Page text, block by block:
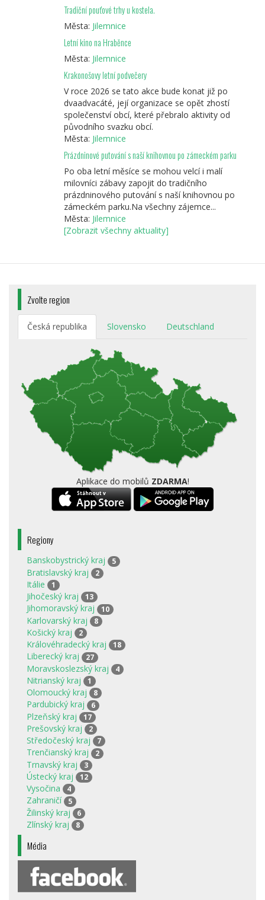
Tradiční pouťové trhy u kostela.
Města: Jilemnice
Letní kino na Hraběnce
Města: Jilemnice
Krakonošovy letní podvečery
V roce 2026 se tato akce bude konat již po
dvaadvacáté, její organizace se opět zhostí
společenství obcí, které přebralo aktivity od
původního svazku obcí.
Města: Jilemnice
Prázdninové putování s naší knihovnou po zámeckém parku
Po oba letní měsíce se mohou velcí i malí
milovníci zábavy zapojit do tradičního
prázdninového putování s naší knihovnou po
zámeckém parku.Na všechny zájemce...
Města: Jilemnice
[Zobrazit všechny aktuality]
Zvolte region
Česká republika Slovensko Deutschland
Aplikace do mobilů ZDARMA!
Regiony
Banskobystrický kraj 5
Bratislavský kraj 2
Itálie 1
Jihočeský kraj 13
Jihomoravský kraj 10
Karlovarský kraj 8
Košický kraj 2
Královéhradecký kraj 18
Liberecký kraj 27
Moravskoslezský kraj 4
Nitrianský kraj 1
Olomoucký kraj 8
Pardubický kraj 6
Plzeňský kraj 17
Prešovský kraj 2
Středočeský kraj 7
Trenčianský kraj 2
Trnavský kraj 3
Ústecký kraj 12
Vysočina 4
Zahraničí 5
Žilinský kraj 6
Zlínský kraj 8
Média